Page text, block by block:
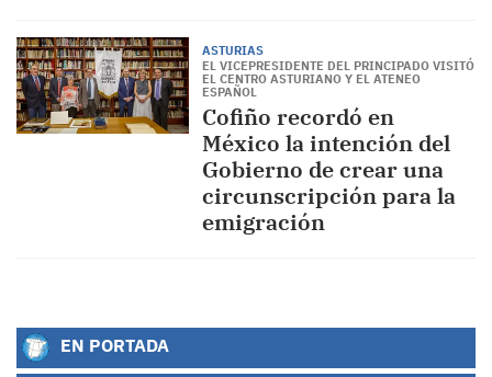
ASTURIAS
EL VICEPRESIDENTE DEL PRINCIPADO VISITÓ
EL CENTRO ASTURIANO Y EL ATENEO
ESPAÑOL
Cofiño recordó en
México la intención del
Gobierno de crear una
circunscripción para la
emigración
EN PORTADA